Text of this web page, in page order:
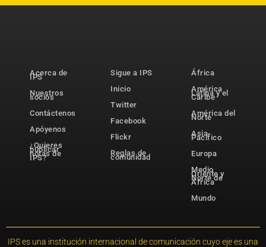
Acerca de
IPS
Nuestros
socios
Contáctenos
Apóyenos
¿Quieres
publicar
notas de
IPS?
Sigue a IPS
Inicio
Twitter
Facebook
Flickr
Reglas de
comunidad
África
América
Latina y el
Caribe
América del
Norte
Asia-
Pacífico
Europa
Medio
Oriente y
Norte de
África
Mundo
IPS es una institución internacional de comunicación cuyo eje es una